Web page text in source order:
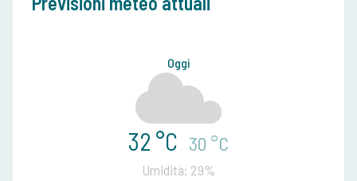
Oggi
32 °C 30 °C
Umidità: 29%